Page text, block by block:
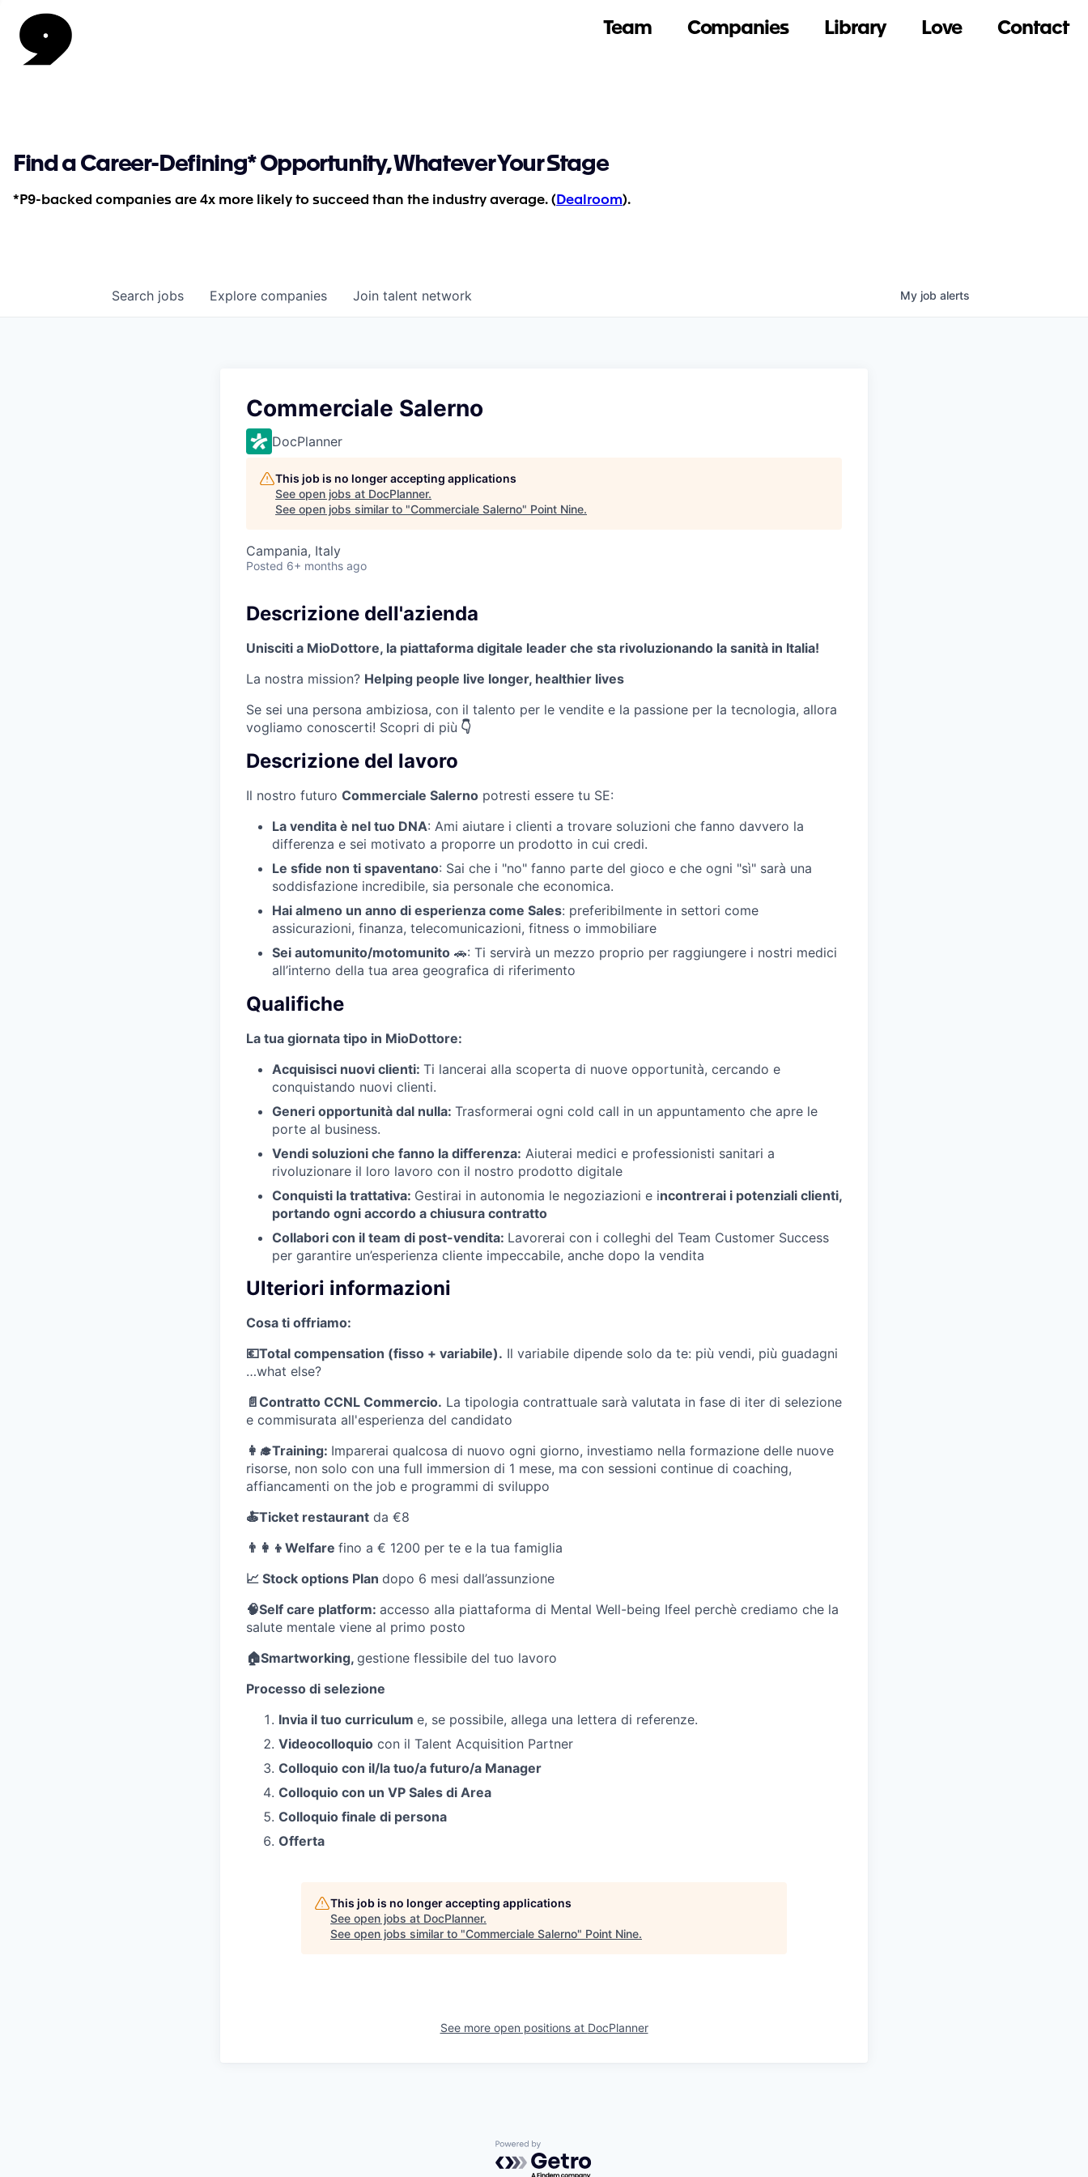
Team Companies Library Love Contact
Find a Career-Defining* Opportunity, Whatever Your Stage
*P9-backed companies are 4x more likely to succeed than the industry average. ( Dealroom).
Search jobs Explore companies Join talent network My job alerts
Commerciale Salerno
DocPlanner
This job is no longer accepting applications
See open jobs at DocPlanner.
See open jobs similar to "Commerciale Salerno" Point Nine.
Campania, Italy
Posted 6+ months ago
Descrizione dell'azienda
Unisciti a MioDottore, la piattaforma digitale leader che sta rivoluzionando la sanità in Italia!
La nostra mission? Helping people live longer, healthier lives
Se sei una persona ambiziosa, con il talento per le vendite e la passione per la tecnologia, allora
vogliamo conoscerti! Scopri di più 👇
Descrizione del lavoro
Il nostro futuro Commerciale Salerno potresti essere tu SE:
La vendita è nel tuo DNA: Ami aiutare i clienti a trovare soluzioni che fanno davvero la
differenza e sei motivato a proporre un prodotto in cui credi.
Le sfide non ti spaventano: Sai che i "no" fanno parte del gioco e che ogni "sì" sarà una
soddisfazione incredibile, sia personale che economica.
Hai almeno un anno di esperienza come Sales: preferibilmente in settori come
assicurazioni, finanza, telecomunicazioni, fitness o immobiliare
Sei automunito/motomunito 🚗: Ti servirà un mezzo proprio per raggiungere i nostri medici
all’interno della tua area geografica di riferimento
Qualifiche
La tua giornata tipo in MioDottore:
Acquisisci nuovi clienti: Ti lancerai alla scoperta di nuove opportunità, cercando e
conquistando nuovi clienti.
Generi opportunità dal nulla: Trasformerai ogni cold call in un appuntamento che apre le
porte al business.
Vendi soluzioni che fanno la differenza: Aiuterai medici e professionisti sanitari a
rivoluzionare il loro lavoro con il nostro prodotto digitale
Conquisti la trattativa: Gestirai in autonomia le negoziazioni e incontrerai i potenziali clienti,
portando ogni accordo a chiusura contratto
Collabori con il team di post-vendita: Lavorerai con i colleghi del Team Customer Success
per garantire un’esperienza cliente impeccabile, anche dopo la vendita
Ulteriori informazioni
Cosa ti offriamo:
💶Total compensation (fisso + variabile). Il variabile dipende solo da te: più vendi, più guadagni
…what else?
📄Contratto CCNL Commercio. La tipologia contrattuale sarà valutata in fase di iter di selezione
e commisurata all'esperienza del candidato
👩‍🎓Training: Imparerai qualcosa di nuovo ogni giorno, investiamo nella formazione delle nuove
risorse, non solo con una full immersion di 1 mese, ma con sessioni continue di coaching,
affiancamenti on the job e programmi di sviluppo
🍝Ticket restaurant da €8
👨‍👩‍👦Welfare fino a € 1200 per te e la tua famiglia
📈 Stock options Plan dopo 6 mesi dall’assunzione
🧠Self care platform: accesso alla piattaforma di Mental Well-being Ifeel perchè crediamo che la
salute mentale viene al primo posto
🏠Smartworking, gestione flessibile del tuo lavoro
Processo di selezione
Invia il tuo curriculum e, se possibile, allega una lettera di referenze.
Videocolloquio con il Talent Acquisition Partner
Colloquio con il/la tuo/a futuro/a Manager
Colloquio con un VP Sales di Area
Colloquio finale di persona
Offerta
This job is no longer accepting applications
See open jobs at DocPlanner.
See open jobs similar to "Commerciale Salerno" Point Nine.
See more open positions at DocPlanner
Powered by Getro.com